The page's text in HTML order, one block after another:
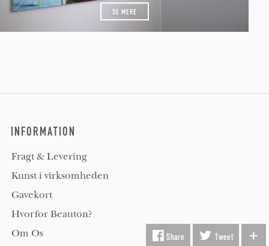
SE MERE
INFORMATION
Fragt & Levering
Kunst i virksomheden
Gavekort
Hvorfor Beauton?
Om Os
Share Tweet